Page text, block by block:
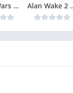
Crown Wars The Black Prince Version Complète jeu pour PC Alan Wake